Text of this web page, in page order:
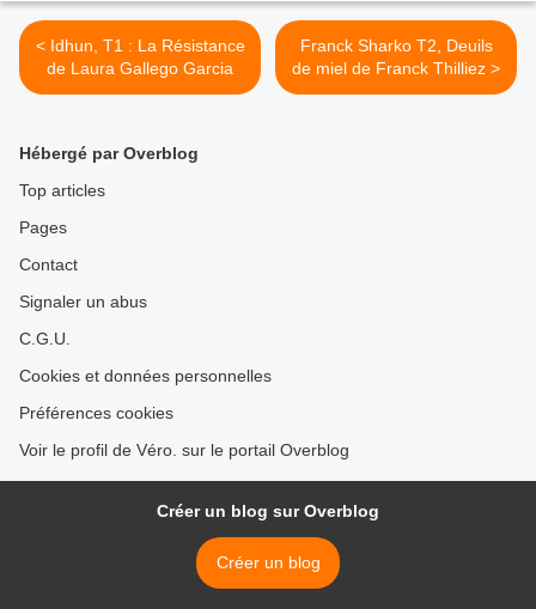
< Idhun, T1 : La Résistance
de Laura Gallego Garcia
Franck Sharko T2, Deuils
de miel de Franck Thilliez >
Hébergé par Overblog
Top articles
Pages
Contact
Signaler un abus
C.G.U.
Cookies et données personnelles
Préférences cookies
Voir le profil de Véro. sur le portail Overblog
Créer un blog sur Overblog
Créer un blog